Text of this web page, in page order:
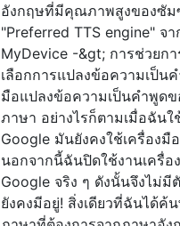
อังกฤษที่มีคุณภาพสูงของซัม
"Preferred TTS engine" จ
MyDevice -&gt; การช่วยก
เลือกการแปลงข้อความเป็น
มือแปลงข้อความเป็นคำพูด
ภาษา อย่างไรก็ตามเมื่อฉัน
Google มันยังคงใช้เครื่องมื
นอกจากนี้ฉันปิดใช้งานเครื่อ
Google จริง ๆ ดังนั้นจึงไม่มี
ยังคงมีอยู่! สิ่งเดียวที่ฉันได้ค้